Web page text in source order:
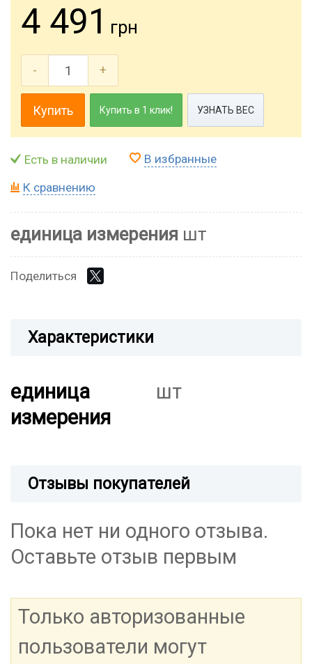
4 491 грн
- +
Купить Купить в 1 клик! УЗНАТЬ ВЕС
Есть в наличии В избранные
К сравнению
единица измерения шт
Поделиться
Характеристики
единица
измерения
шт
Отзывы покупателей
Пока нет ни одного отзыва.
Оставьте отзыв первым
Только авторизованные
пользователи могут